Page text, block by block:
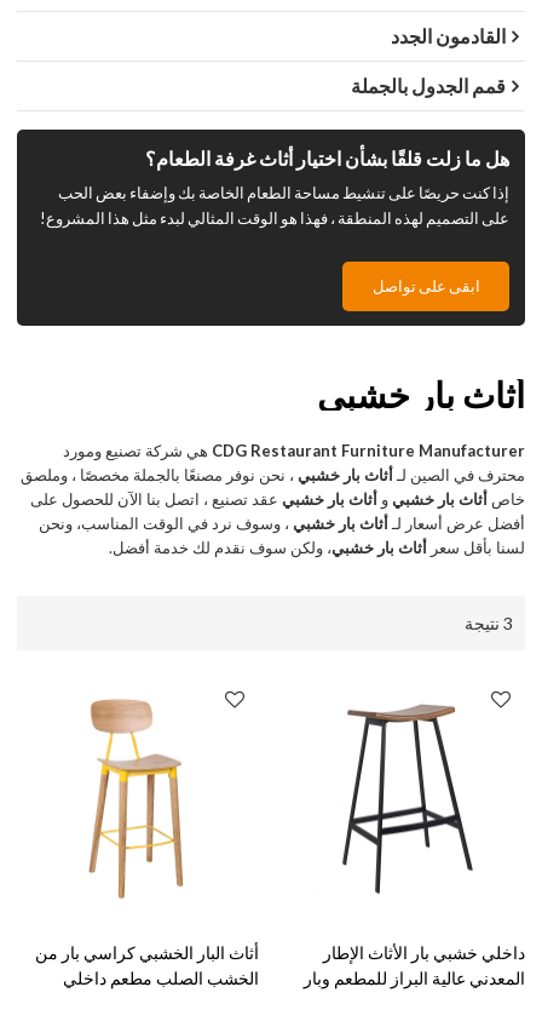
القادمون الجدد
قمم الجدول بالجملة
هل ما زلت قلقًا بشأن اختيار أثاث غرفة الطعام؟
إذا كنت حريصًا على تنشيط مساحة الطعام الخاصة بك وإضفاء بعض الحب
على التصميم لهذه المنطقة ، فهذا هو الوقت المثالي لبدء مثل هذا المشروع!
ابقى على تواصل
أثاث بار خشبي
CDG Restaurant Furniture Manufacturer هي شركة تصنيع ومورد
محترف في الصين لـأثاث بار خشبي ، نحن نوفر مصنعًا بالجملة مخصصًا ، وملصق
خاصأثاث بار خشبيوأثاث بار خشبي عقد تصنيع ، اتصل بنا الآن للحصول على
أفضل عرض أسعار لـأثاث بار خشبي ، وسوف نرد في الوقت المناسب، ونحن
لسنا بأقل سعرأثاث بار خشبي، ولكن سوف نقدم لك خدمة أفضل.
3 نتيجة
داخلي خشبي بار الأثاث الإطار
المعدني عالية البراز للمطعم وبار
أثاث البار الخشبي كراسي بار من
الخشب الصلب مطعم داخلي